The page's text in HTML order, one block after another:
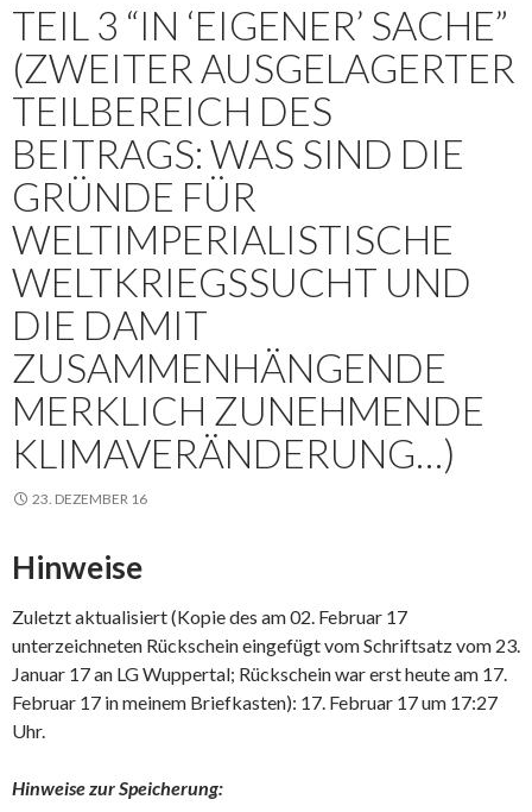
TEIL 3 “IN ‘EIGENER’ SACHE”
(ZWEITER AUSGELAGERTER
TEILBEREICH DES
BEITRAGS: WAS SIND DIE
GRÜNDE FÜR
WELTIMPERIALISTISCHE
WELTKRIEGSSUCHT UND
DIE DAMIT
ZUSAMMENHÄNGENDE
MERKLICH ZUNEHMENDE
KLIMAVERÄNDERUNG…)
23. DEZEMBER 16
Hinweise
Zuletzt aktualisiert (Kopie des am 02. Februar 17
unterzeichneten Rückschein eingefügt vom Schriftsatz vom 23.
Januar 17 an LG Wuppertal; Rückschein war erst heute am 17.
Februar 17 in meinem Briefkasten): 17. Februar 17 um 17:27
Uhr.
Hinweise zur Speicherung: